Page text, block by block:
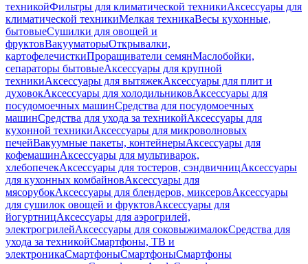
техникойФильтры для климатической техникиАксессуары для
климатической техникиМелкая техникаВесы кухонные,
бытовыеСушилки для овощей и
фруктовВакууматорыОткрывалки,
картофелечисткиПроращиватели семянМаслобойки,
сепараторы бытовыеАксессуары для крупной
техникиАксессуары для вытяжекАксессуары для плит и
духовокАксессуары для холодильниковАксессуары для
посудомоечных машинСредства для посудомоечных
машинСредства для ухода за техникойАксессуары для
кухонной техникиАксессуары для микроволновых
печейВакуумные пакеты, контейнерыАксессуары для
кофемашинАксессуары для мультиварок,
хлебопечекАксессуары для тостеров, сэндвичницАксессуары
для кухонных комбайновАксессуары для
мясорубокАксессуары для блендеров, миксеровАксессуары
для сушилок овощей и фруктовАксессуары для
йогуртницАксессуары для аэрогрилей,
электрогрилейАксессуары для соковыжималокСредства для
ухода за техникойСмартфоны, ТВ и
электроникаСмартфоныСмартфоныСмартфоны